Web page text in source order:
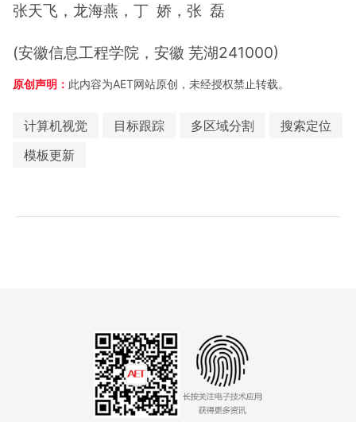
张天飞，龙海燕，丁 娇，张 磊
(安徽信息工程学院，安徽 芜湖241000)
原创声明： 此内容为AET网站原创，未经授权禁止转载。
计算机视觉 目标跟踪 多区域分割
搜索定位
模板更新